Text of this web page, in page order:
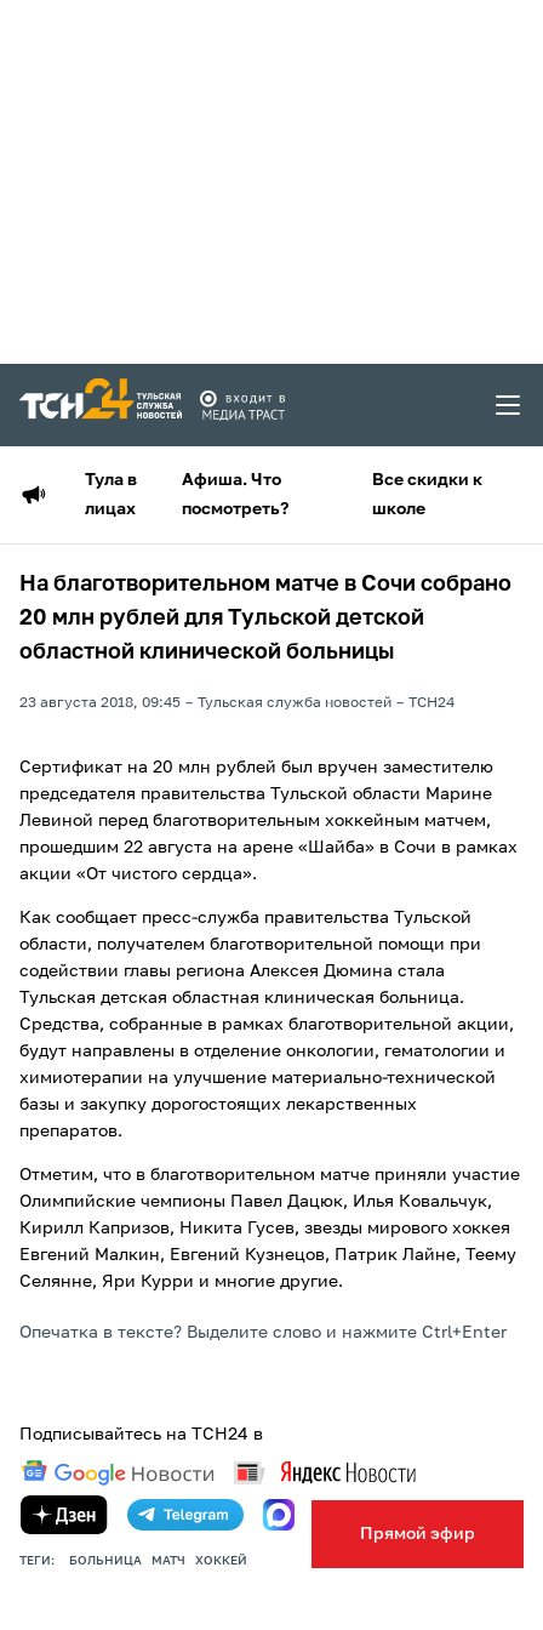
Тула в
лицах
Афиша. Что
посмотреть?
Все скидки к
школе
Прямой эфир
На благотворительном матче в Сочи собрано
20 млн рублей для Тульской детской
областной клинической больницы
23 августа 2018, 09:45 Тульская служба новостей ТСН24
Сертификат на 20 млн рублей был вручен заместителю
председателя правительства Тульской области Марине
Левиной перед благотворительным хоккейным матчем,
прошедшим 22 августа на арене «Шайба» в Сочи в рамках
акции «От чистого сердца».
Как сообщает пресс-служба правительства Тульской
области, получателем благотворительной помощи при
содействии главы региона Алексея Дюмина стала
Тульская детская областная клиническая больница.
Средства, собранные в рамках благотворительной акции,
будут направлены в отделение онкологии, гематологии и
химиотерапии на улучшение материально-технической
базы и закупку дорогостоящих лекарственных
препаратов.
Отметим, что в благотворительном матче приняли участие
Олимпийские чемпионы Павел Дацюк, Илья Ковальчук,
Кирилл Капризов, Никита Гусев, звезды мирового хоккея
Евгений Малкин, Евгений Кузнецов, Патрик Лайне, Теему
Селянне, Яри Курри и многие другие.
Опечатка в тексте? Выделите слово и нажмите Ctrl+Enter
Подписывайтесь на ТСН24 в
ТЕГИ: БОЛЬНИЦА МАТЧ ХОККЕЙ